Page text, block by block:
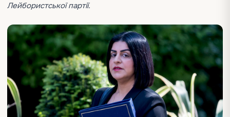
Лейбористської партії.